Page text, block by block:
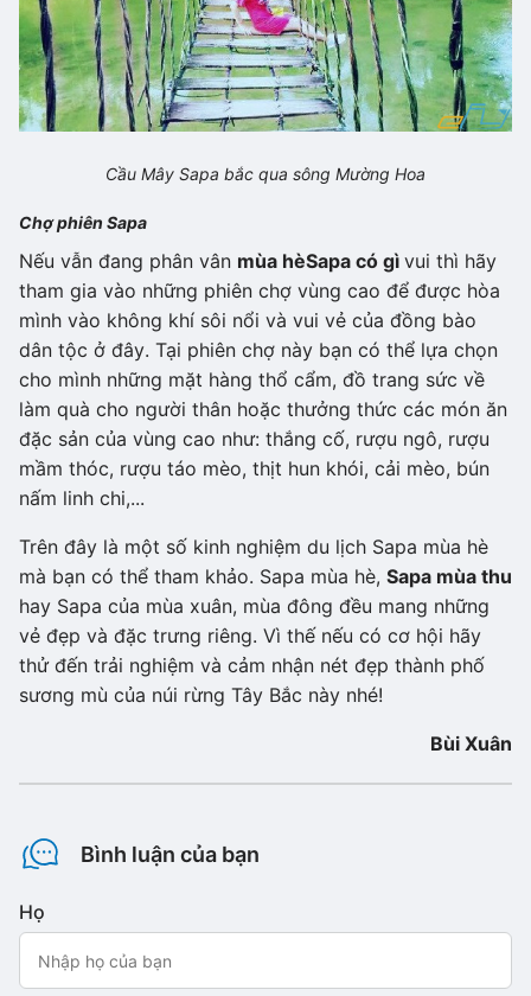
Cầu Mây Sapa bắc qua sông Mường Hoa
Chợ phiên Sapa
Nếu vẫn đang phân vân mùa hèSapa có gì vui thì hãy
tham gia vào những phiên chợ vùng cao để được hòa
mình vào không khí sôi nổi và vui vẻ của đồng bào
dân tộc ở đây. Tại phiên chợ này bạn có thể lựa chọn
cho mình những mặt hàng thổ cẩm, đồ trang sức về
làm quà cho người thân hoặc thưởng thức các món ăn
đặc sản của vùng cao như: thắng cố, rượu ngô, rượu
mầm thóc, rượu táo mèo, thịt hun khói, cải mèo, bún
nấm linh chi,...
Trên đây là một số kinh nghiệm du lịch Sapa mùa hè
mà bạn có thể tham khảo. Sapa mùa hè, Sapa mùa thu
hay Sapa của mùa xuân, mùa đông đều mang những
vẻ đẹp và đặc trưng riêng. Vì thế nếu có cơ hội hãy
thử đến trải nghiệm và cảm nhận nét đẹp thành phố
sương mù của núi rừng Tây Bắc này nhé!
Bùi Xuân
Bình luận của bạn
Họ